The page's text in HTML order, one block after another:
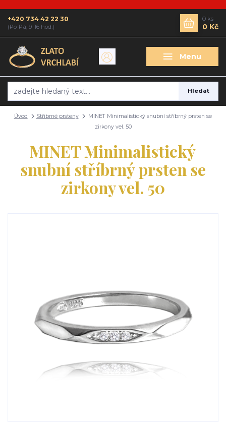
Menu
Hledat
+420 734 42 22 30
(Po-Pá, 9-16 hod.)
0 ks
0 Kč
Úvod Stříbrné prsteny
MINET Minimalistický snubní stříbrný prsten se
zirkony vel. 50
MINET Minimalistický
snubní stříbrný prsten se
zirkony vel. 50